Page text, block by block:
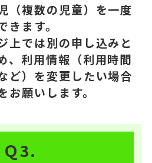
（複数の児童）を一度
ます。
上では別の申し込みと
、利用情報（利用時間
ど）を変更したい場合
願いします。
Ｑ3.